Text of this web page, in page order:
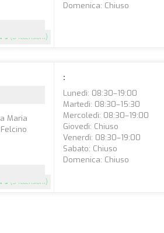
5 (8 recensioni)
Domenica: Chiuso
5 (5 recensioni)
Maria
:
Lunedì: 08:30–19:00
Martedì: 08:30–15:30
Mercoledì: 08:30–19:00
Giovedì: Chiuso
Venerdì: 08:30–19:00
Sabato: Chiuso
Domenica: Chiuso